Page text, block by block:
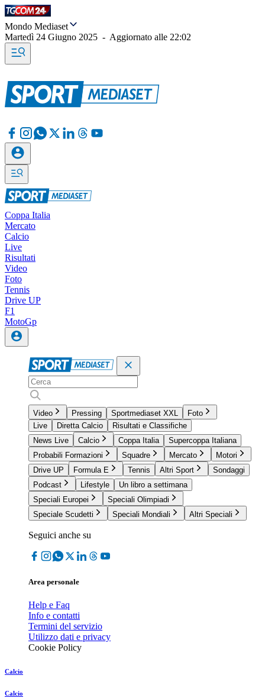
Mondo Mediaset
Martedì 24 Giugno 2025 - Aggiornato alle 22:02
Coppa Italia
Mercato
Calcio
Live
Risultati
Video
Foto
Tennis
Drive UP
F1
MotoGp
Video Pressing Sportmediaset XXL
Foto
Live
Diretta Calcio
Risultati e Classifiche
News Live
Calcio Coppa Italia
Supercoppa Italiana
Probabili Formazioni
Squadre Mercato
Motori
Drive UP
Formula E Tennis Altri Sport
Sondaggi
Podcast
Lifestyle
Un libro a settimana
Speciali Europei
Speciali Olimpiadi
Speciale Scudetti
Speciali Mondiali Altri Speciali
Seguici anche su
Area personale
Help e Faq
Info e contatti
Termini del servizio
Utilizzo dati e privacy
Cookie Policy
Calcio
Calcio